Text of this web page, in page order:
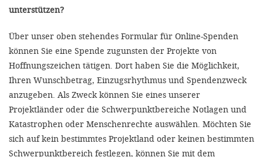
unterstützen?
Über unser oben stehendes Formular für Online-Spenden
können Sie eine Spende zugunsten der Projekte von
Hoffnungszeichen tätigen. Dort haben Sie die Möglichkeit,
Ihren Wunschbetrag, Einzugsrhythmus und Spendenzweck
anzugeben. Als Zweck können Sie eines unserer
Projektländer oder die Schwerpunktbereiche Notlagen und
Katastrophen oder Menschenrechte auswählen. Möchten Sie
sich auf kein bestimmtes Projektland oder keinen bestimmten
Schwerpunktbereich festlegen, können Sie mit dem